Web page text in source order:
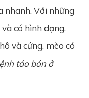
nhanh. Với những
có hình dạng.
và cứng, mèo có
táo bón ở